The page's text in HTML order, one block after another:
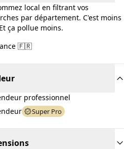
local en filtrant vos
par département. C'est moins
ça pollue moins.
🇫🇷
professionnel
Super Pro